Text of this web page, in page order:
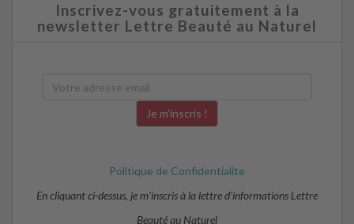
Inscrivez-vous gratuitement à la
newsletter Lettre Beauté au Naturel
Politique de Confidentialite
En cliquant ci-dessus, je m’inscris à la lettre d’informations Lettre
Beauté au Naturel